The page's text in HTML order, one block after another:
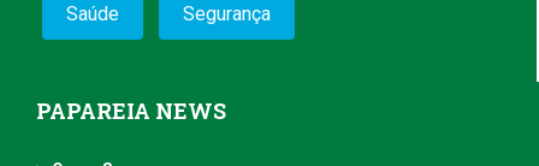
Saúde Segurança
PAPAREIA NEWS